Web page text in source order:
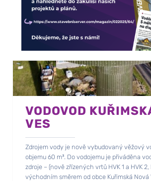
VODOVOD
VES
Zdrojem vody je nově vybudovaný věžový
objemu 60 m³. Do vodojemu je přiváděna
zdroje – (nově zřízených vrtů HVK 1 a HVK
východním směrem od obce Kuřimská